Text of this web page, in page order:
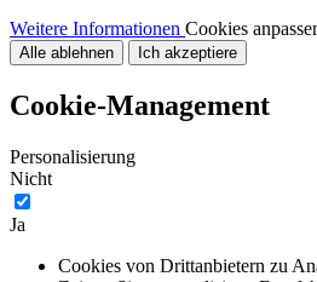
Weitere Informationen Cookies
Alle ablehnen Ich akzeptiere
Cookie-Management
Personalisierung
Nicht
Ja
Cookies von Drittanbietern zu